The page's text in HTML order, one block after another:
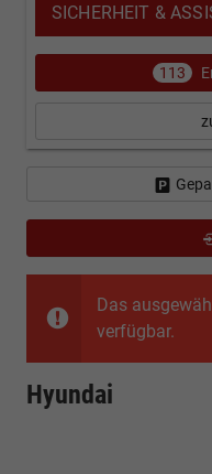
Das
verfügbar.
Hyundai
SICHERHEIT &
113